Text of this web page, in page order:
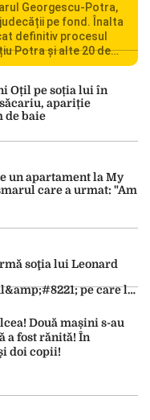
Georgescu-Potra,
pe fond. Înalta
definitiv procesul
Potra și alte 20 de
împotriva
preliminară,
[…]
Oțil pe soția lui în
apariție
de baie
un apartament la My
care a urmat: "Am
soţia lui Leonard
pe care l-a
Două mașini s-au
a fost rănită! În
doi copii!